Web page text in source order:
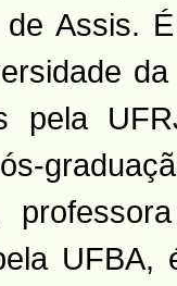
Assis.
pela
UFBA,